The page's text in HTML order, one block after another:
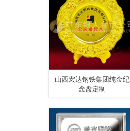
山西宏达钢铁集团纯金纪
念盘定制